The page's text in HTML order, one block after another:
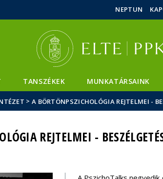
ELTE
NEPTUN
TANSZÉKEK MUNKATÁRSAINK
> A BÖRTÖNPSZICHOLÓGIA REJTELMEI -
REJTELMEI -